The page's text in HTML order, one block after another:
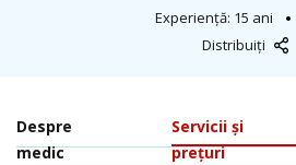
Experiență: 15 ani
Distribuiți
Despre
medic
Servicii și
prețuri